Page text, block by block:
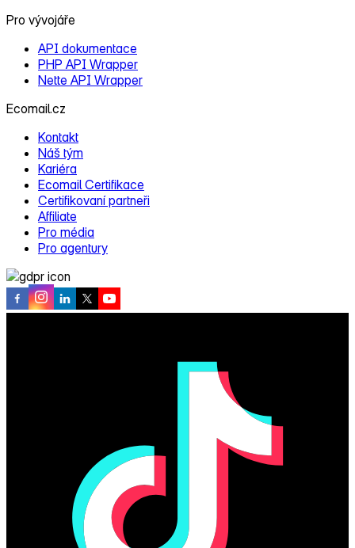
Pro vývojáře
API dokumentace
PHP API Wrapper
Nette API Wrapper
Ecomail.cz
Kontakt
Náš tým
Kariéra
Ecomail Certifikace
Certifikovaní partneři
Affiliate
Pro média
Pro agentury